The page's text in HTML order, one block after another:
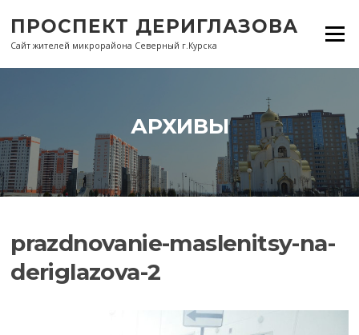
содержанию
ПРОСПЕКТ ДЕРИГЛАЗОВА
Сайт жителей микрорайона Северный г.Курска
Меню
АРХИВЫ
prazdnovanie-maslenitsy-na-
deriglazova-2